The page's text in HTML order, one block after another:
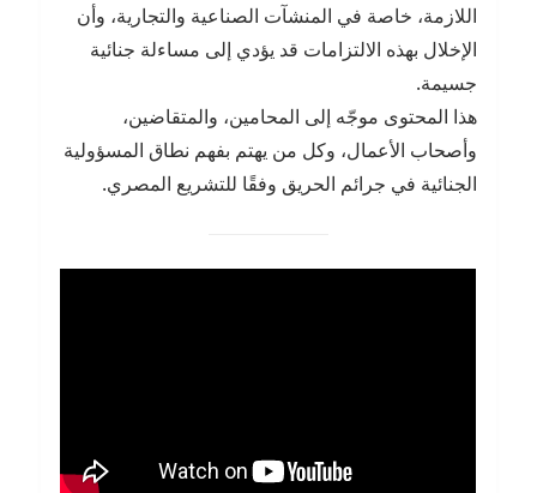
اللازمة، خاصة في المنشآت الصناعية والتجارية، وأن
الإخلال بهذه الالتزامات قد يؤدي إلى مساءلة جنائية
جسيمة.
هذا المحتوى موجّه إلى المحامين، والمتقاضين،
وأصحاب الأعمال، وكل من يهتم بفهم نطاق المسؤولية
الجنائية في جرائم الحريق وفقًا للتشريع المصري.